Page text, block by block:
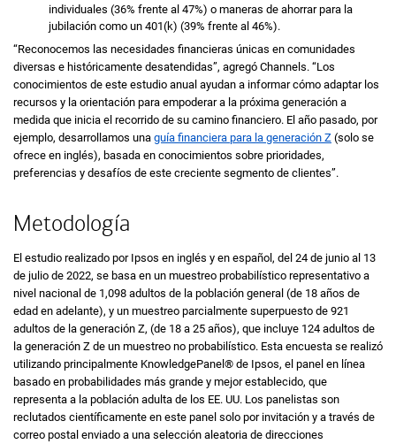
individuales (36% frente al 47%) o maneras de ahorrar para la
jubilación como un 401(k) (39% frente al 46%).
“Reconocemos las necesidades financieras únicas en comunidades
diversas e históricamente desatendidas”, agregó Channels. “Los
conocimientos de este estudio anual ayudan a informar cómo adaptar los
recursos y la orientación para empoderar a la próxima generación a
medida que inicia el recorrido de su camino financiero. El año pasado, por
ejemplo, desarrollamos una guía financiera para la generación Z (solo se
ofrece en inglés), basada en conocimientos sobre prioridades,
preferencias y desafíos de este creciente segmento de clientes”.
Metodología
El estudio realizado por Ipsos en inglés y en español, del 24 de junio al 13
de julio de 2022, se basa en un muestreo probabilístico representativo a
nivel nacional de 1,098 adultos de la población general (de 18 años de
edad en adelante), y un muestreo parcialmente superpuesto de 921
adultos de la generación Z, (de 18 a 25 años), que incluye 124 adultos de
la generación Z de un muestreo no probabilístico. Esta encuesta se realizó
utilizando principalmente KnowledgePanel® de Ipsos, el panel en línea
basado en probabilidades más grande y mejor establecido, que
representa a la población adulta de los EE. UU. Los panelistas son
reclutados científicamente en este panel solo por invitación y a través de
correo postal enviado a una selección aleatoria de direcciones